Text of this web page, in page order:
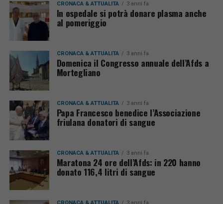
CRONACA & ATTUALITÀ 3 anni fa
In ospedale si potrà donare plasma anche
al pomeriggio
CRONACA & ATTUALITÀ 3 anni fa
Domenica il Congresso annuale dell’Afds a
Mortegliano
CRONACA & ATTUALITÀ 3 anni fa
Papa Francesco benedice l’Associazione
friulana donatori di sangue
CRONACA & ATTUALITÀ 3 anni fa
Maratona 24 ore dell’Afds: in 220 hanno
donato 116,4 litri di sangue